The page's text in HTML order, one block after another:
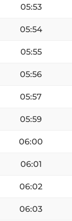
05:53
05:54
05:55
05:56
05:57
05:59
06:00
06:01
06:02
06:03